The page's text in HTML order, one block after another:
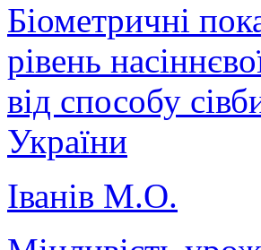
Біометричні
рівень
від способу
України
Іванів М.О.